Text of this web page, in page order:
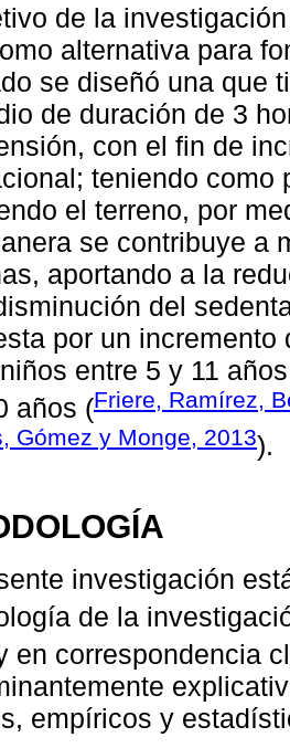
de la
alternativa para
se diseñó una que
de duración de 3
con el fin de
teniendo como
el terreno, por
se contribuye a
aportando a la
del
por un
entre 5 y 11
años (Friere, Ramírez,
Gómez y Monge, 2013).
investigación
de la
en correspondencia
empíricos y